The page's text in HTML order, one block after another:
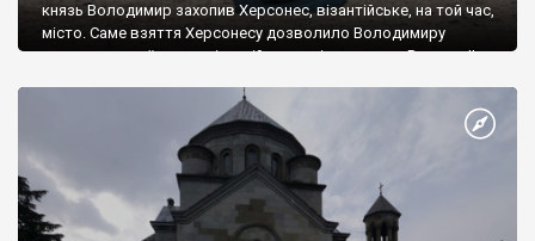
князь Володимир захопив Херсонес, візантійське, на той час,
місто. Саме взяття Херсонесу дозволило Володимиру
диктувати свої умови візантійському імператору Василю ІІ, та
Херсонесі Володимир-язичник, став Василем-християнином.
А потім було Хрещення Русі. На честь Херсонесу Таврійського